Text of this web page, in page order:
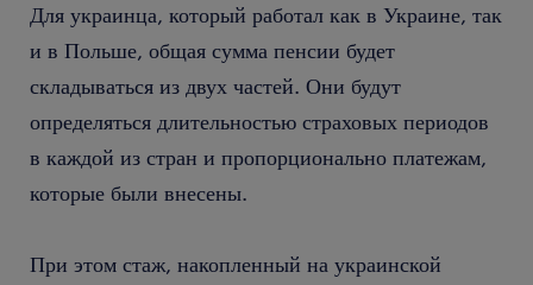
Для украинца, который работал как в Украине, так
и в Польше, общая сумма пенсии будет
складываться из двух частей. Они будут
определяться длительностью страховых периодов
в каждой из стран и пропорционально платежам,
которые были внесены.
При этом стаж, накопленный на украинской